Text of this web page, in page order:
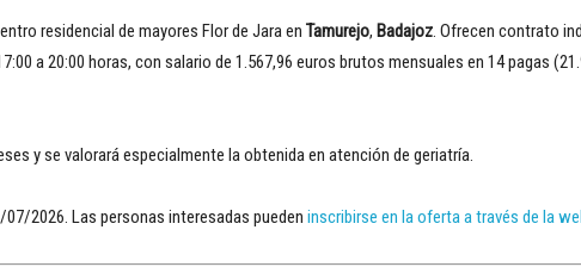
residencial de mayores Flor de Jara en Tamurejo, Badajoz. Ofrecen contrato
a 20:00 horas, con salario de 1.567,96 euros brutos mensuales en 14 pagas
y se valorará especialmente la obtenida en atención de geriatría.
2026. Las personas interesadas pueden inscribirse en la oferta a través de la